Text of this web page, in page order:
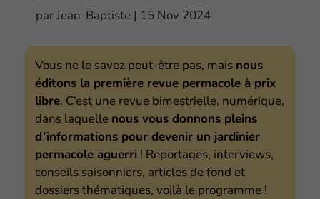
parJean-Baptiste | 15 Nov 2024
Vous ne le savez peut-être pas, mais nous
éditons la première revue permacole à prix
libre. C’est une revue bimestrielle, numérique,
dans laquelle nous vous donnons pleins
d’informations pour devenir un jardinier
permacole aguerri! Reportages, interviews,
conseils saisonniers, articles de fond et
dossiers thématiques, voilà le programme !